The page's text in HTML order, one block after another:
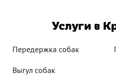
Услуги в
Передержка собак
Выгул собак